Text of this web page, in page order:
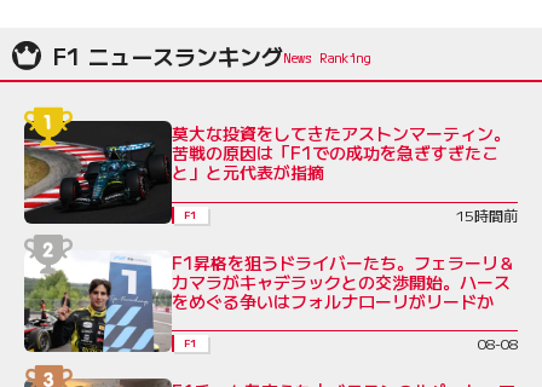
F1 ニュースランキング
莫大な投資をしてきたアストンマーティン。
苦戦の原因は「F1での成功を急ぎすぎたこ
と」と元代表が指摘
F1 15時間前
F1昇格を狙うドライバーたち。フェラーリ＆
カマラがキャデラックとの交渉開始。ハース
をめぐる争いはフォルナローリがリードか
F1 08-08